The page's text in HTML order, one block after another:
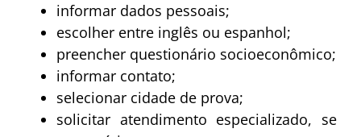
informar dados pessoais;
escolher entre inglês ou espanhol;
preencher questionário socioeconômico;
informar contato;
selecionar cidade de prova;
solicitar atendimento especializado, se